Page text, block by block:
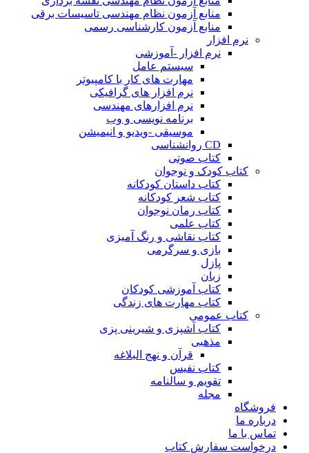
منابع آزمون نظام مهندسی تاسیسات برقی
منابع آزمون کارشناسی رسمی
نرم افزار
نرم افزار -آموزشی
سیستم عامل
مهارت های کار با کامپیوتر
نرم افزار های گرافیکی
نرم افزارهای مهندسی
برنامه نویسی و وب
موسیقی -ویدیو و انیمیشن
CD روانشناسی
کتاب صوتی
کتاب کودک و نوجوان
کتاب داستان کودکانه
کتاب شعر کودکانه
کتاب رمان نوجوان
کتاب علمی
کتاب نقاشی و رنگ آمیزی
بازی و سرگرمی
پازل
زبان
کتاب آموزشی کودکان
کتاب مهارت های زندگی
کتاب عمومی
کتاب آشپزی و شیرینی پزی
مذهبی
قرآن و نهج البلاغه
کتاب نفیس
تقویم و سالنامه
مجله
فروشگاه
درباره ما
تماس با ما
درخواست سفارش کتاب